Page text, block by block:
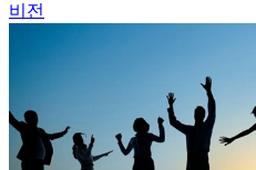
비전